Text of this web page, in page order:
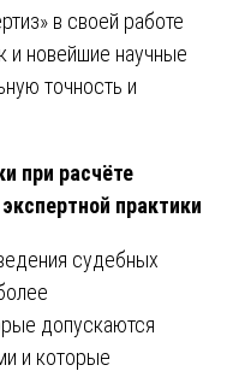
в своей работе
и новейшие научные
точность и
при расчёте
практики
судебных
допускаются
и которые